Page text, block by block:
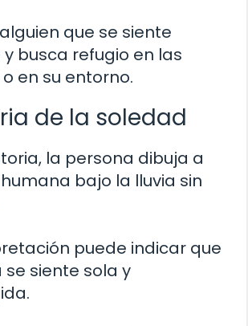
que se siente
busca refugio en las
en su entorno.
de la soledad
la persona dibuja a
bajo la lluvia sin
puede indicar que
siente sola y